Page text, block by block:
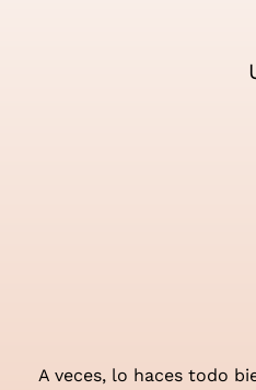
A veces, lo haces todo